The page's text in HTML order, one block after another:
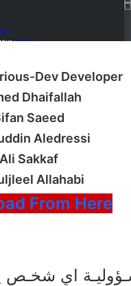
Dev Developer
Dhaifallah
Saeed
Aledressi
Ali Sakkaf
Allahabi
From Here
اي